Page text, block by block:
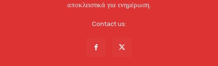
αποκλειστικά για ενημέρωση.
Contact us: